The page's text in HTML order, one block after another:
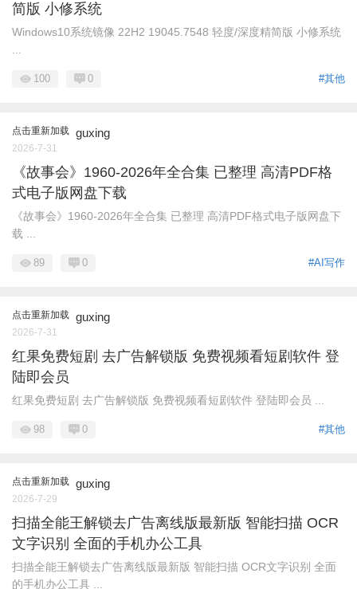
简版 小修系统
Windows10系统镜像 22H2 19045.7548 轻度/深度精简版 小修系统
#其他
100 0
点击重新加载 guxing
2026-7-31
《故事会》1960-2026年全合集 已整理 高清PDF格
式电子版网盘下载
《故事会》1960-2026年全合集 已整理 高清PDF格式电子版网盘下
载 ...
#AI写作
89 0
点击重新加载 guxing
2026-7-31
红果免费短剧 去广告解锁版 免费视频看短剧软件 登
陆即会员
红果免费短剧 去广告解锁版 免费视频看短剧软件 登陆即会员 ...
#其他
98 0
点击重新加载 guxing
2026-7-29
扫描全能王解锁去广告离线版最新版 智能扫描 OCR
文字识别 全面的手机办公工具
扫描全能王解锁去广告离线版最新版 智能扫描 OCR文字识别 全面
的手机办公工具 ...